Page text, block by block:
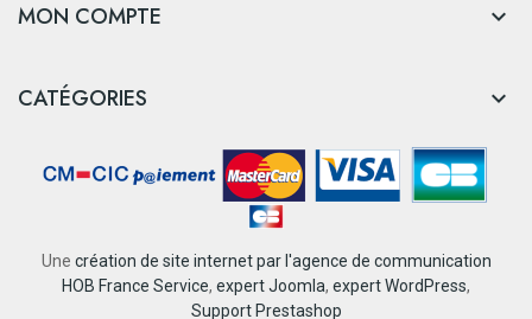
MON COMPTE 
CATÉGORIES 
Une création de site internet par l'agence de communication
HOB France Service, expert Joomla, expert WordPress,
Support Prestashop